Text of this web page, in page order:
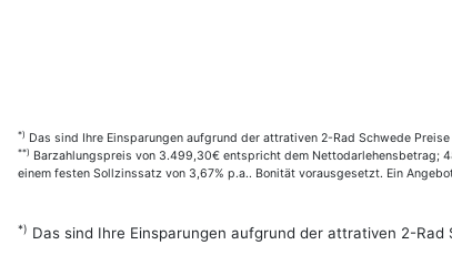
*) Das sind Ihre Einsparungen aufgrund der attrativen 2-Rad Schwede
**) Barzahlungspreis von 3.499,30€ entspricht dem Nettodarlehensbetrag;
einem festen Sollzinssatz von 3,67% p.a.. Bonität vorausgesetzt. Ein
*) Das sind Ihre Einsparungen aufgrund der attrativen 2-